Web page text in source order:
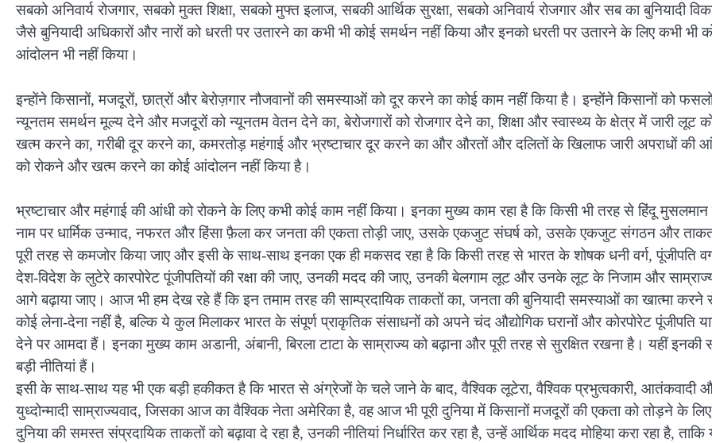
सबको अनिवार्य रोजगार, सबको मुक्त शिक्षा, सबको मुफ्त इलाज, सबकी आर्थिक सुरक्षा, सबको अनिवार्य रोजगार और सब का बुनियादी
जैसे बुनियादी अधिकारों और नारों को धरती पर उतारने का कभी भी कोई समर्थन नहीं किया और इनको धरती पर उतारने के लिए कभी भी
आंदोलन भी नहीं किया।
इन्होंने किसानों, मजदूरों, छात्रों और बेरोज़गार नौजवानों की समस्याओं को दूर करने का कोई काम नहीं किया है। इन्होंने किसानों को
न्यूनतम समर्थन मूल्य देने और मजदूरों को न्यूनतम वेतन देने का, बेरोजगारों को रोजगार देने का, शिक्षा और स्वास्थ्य के क्षेत्र में जारी लूट
खत्म करने का, गरीबी दूर करने का, कमरतोड़ महंगाई और भ्रष्टाचार दूर करने का और औरतों और दलितों के खिलाफ जारी अपराधों की
को रोकने और खत्म करने का कोई आंदोलन नहीं किया है।
भ्रष्टाचार और महंगाई की आंधी को रोकने के लिए कभी कोई काम नहीं किया। इनका मुख्य काम रहा है कि किसी भी तरह से हिंदू
नाम पर धार्मिक उन्माद, नफरत और हिंसा फ़ैला कर जनता की एकता तोड़ी जाए, उसके एकजुट संघर्ष को, उसके एकजुट संगठन और
पूरी तरह से कमजोर किया जाए और इसी के साथ-साथ इनका एक ही मकसद रहा है कि किसी तरह से भारत के शोषक धनी वर्ग, पूंजीपति
देश-विदेश के लुटेरे कारपोरेट पूंजीपतियों की रक्षा की जाए, उनकी मदद की जाए, उनकी बेलगाम लूट और उनके लूट के निजाम और
आगे बढ़ाया जाए। आज भी हम देख रहे हैं कि इन तमाम तरह की साम्प्रदायिक ताकतों का, जनता की बुनियादी समस्याओं का खात्मा करने
कोई लेना-देना नहीं है, बल्कि ये कुल मिलाकर भारत के संपूर्ण प्राकृतिक संसाधनों को अपने चंद औद्योगिक घरानों और कोरपोरेट पूंजीपति
देने पर आमदा हैं। इनका मुख्य काम अडानी, अंबानी, बिरला टाटा के साम्राज्य को बढ़ाना और पूरी तरह से सुरक्षित रखना है। यहीं इनकी
बड़ी नीतियां हैं।
इसी के साथ-साथ यह भी एक बड़ी हकीकत है कि भारत से अंग्रेजों के चले जाने के बाद, वैश्विक लूटेरा, वैश्विक प्रभुत्वकारी, आतंकवादी
युध्दोन्मादी साम्राज्यवाद, जिसका आज का वैश्विक नेता अमेरिका है, वह आज भी पूरी दुनिया में किसानों मजदूरों की एकता को तोड़ने के
दुनिया की समस्त संप्रदायिक ताकतों को बढ़ावा दे रहा है, उनकी नीतियां निर्धारित कर रहा है, उन्हें आर्थिक मदद मोहिया करा रहा है, ताकि